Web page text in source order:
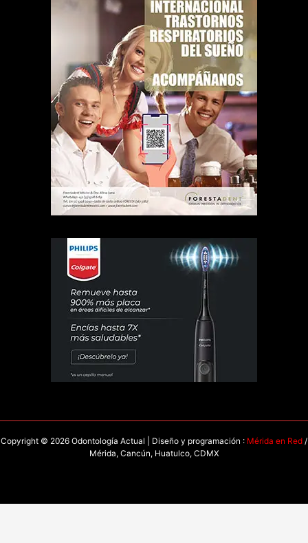
Copyright © 2026 Odontología Actual | Diseño y programación : Mérida en Red /
Mérida, Cancún, Huatulco, CDMX